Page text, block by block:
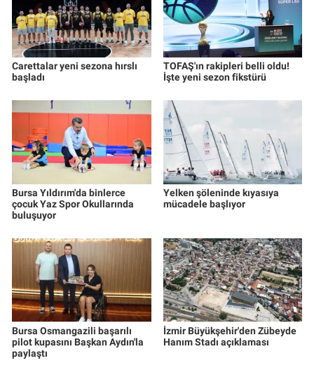
Carettalar yeni sezona hırslı
başladı
TOFAŞ'ın rakipleri belli oldu!
İşte yeni sezon fikstürü
Bursa Yıldırım'da binlerce
çocuk Yaz Spor Okullarında
buluşuyor
Yelken şöleninde kıyasıya
mücadele başlıyor
Bursa Osmangazili başarılı
pilot kupasını Başkan Aydın'la
paylaştı
İzmir Büyükşehir'den Zübeyde
Hanım Stadı açıklaması